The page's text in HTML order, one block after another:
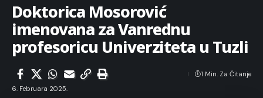
Doktorica Mosorović
imenovana za Vanrednu
profesoricu Univerziteta u Tuzli
6. Februara 2025.
1 Min. Za Čitanje